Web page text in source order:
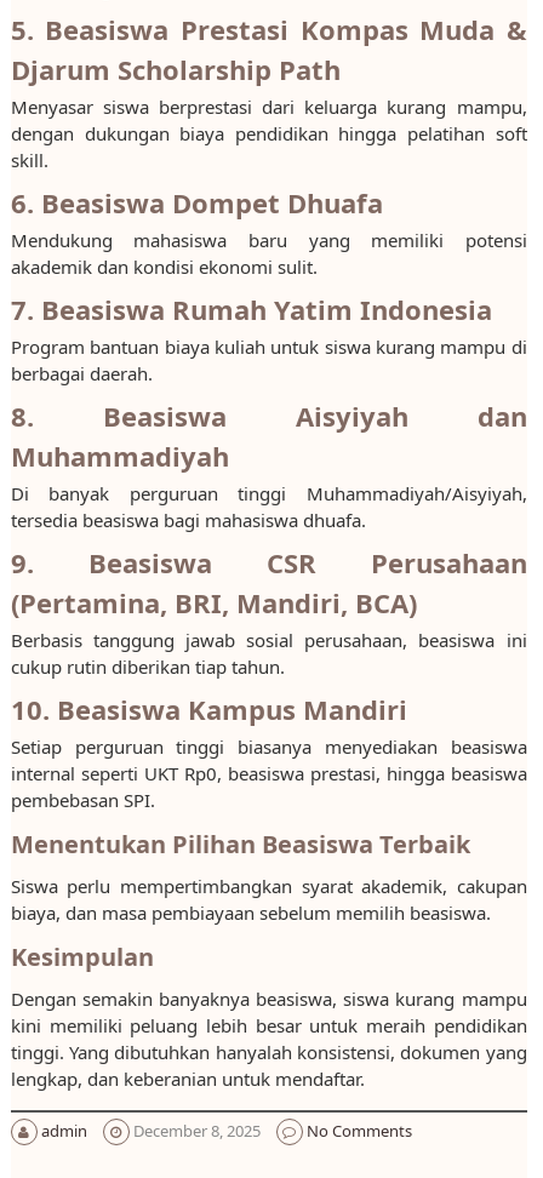
5. Beasiswa Prestasi Kompas Muda &
Djarum Scholarship Path
Menyasar siswa berprestasi dari keluarga kurang mampu,
dengan dukungan biaya pendidikan hingga pelatihan soft
skill.
6. Beasiswa Dompet Dhuafa
Mendukung mahasiswa baru yang memiliki potensi
akademik dan kondisi ekonomi sulit.
7. Beasiswa Rumah Yatim Indonesia
Program bantuan biaya kuliah untuk siswa kurang mampu di
berbagai daerah.
8. Beasiswa Aisyiyah dan
Muhammadiyah
Di banyak perguruan tinggi Muhammadiyah/Aisyiyah,
tersedia beasiswa bagi mahasiswa dhuafa.
9. Beasiswa CSR Perusahaan
(Pertamina, BRI, Mandiri, BCA)
Berbasis tanggung jawab sosial perusahaan, beasiswa ini
cukup rutin diberikan tiap tahun.
10. Beasiswa Kampus Mandiri
Setiap perguruan tinggi biasanya menyediakan beasiswa
internal seperti UKT Rp0, beasiswa prestasi, hingga beasiswa
pembebasan SPI.
Menentukan Pilihan Beasiswa Terbaik
Siswa perlu mempertimbangkan syarat akademik, cakupan
biaya, dan masa pembiayaan sebelum memilih beasiswa.
Kesimpulan
Dengan semakin banyaknya beasiswa, siswa kurang mampu
kini memiliki peluang lebih besar untuk meraih pendidikan
tinggi. Yang dibutuhkan hanyalah konsistensi, dokumen yang
lengkap, dan keberanian untuk mendaftar.
admin December 8, 2025 No Comments